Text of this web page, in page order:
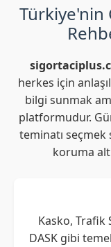
Türkiye'nin
herkes için
bilgi sunmak
platformudur.
teminatı
koruma
Kasko, Trafik
DASK gibi